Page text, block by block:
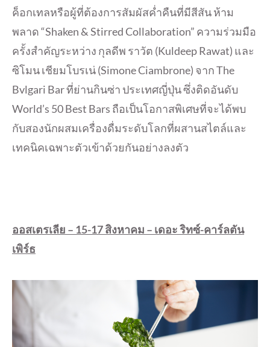
ค็อกเทลหรือผู้ที่ต้องการสัมผัสค่ำคืนที่มีสีสัน ห้าม
พลาด “Shaken & Stirred Collaboration” ความร่วมมือ
ครั้งสำคัญระหว่าง กุลดีพ ราวัต (Kuldeep Rawat) และ
ซิโมน เชียมโบรเน่ (Simone Ciambrone) จาก The
Bvlgari Bar ที่ย่านกินซ่า ประเทศญี่ปุ่น ซึ่งติดอันดับ
World’s 50 Best Bars ถือเป็นโอกาสพิเศษที่จะได้พบ
กับสองนักผสมเครื่องดื่มระดับโลกที่ผสานสไตล์และ
เทคนิคเฉพาะตัวเข้าด้วยกันอย่างลงตัว
ออสเตรเลีย – 15-17 สิงหาคม – เดอะ ริทซ์-คาร์ลตัน
เพิร์ธ